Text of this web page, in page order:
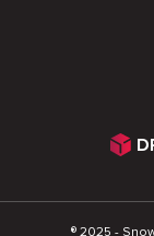
® 2025 -